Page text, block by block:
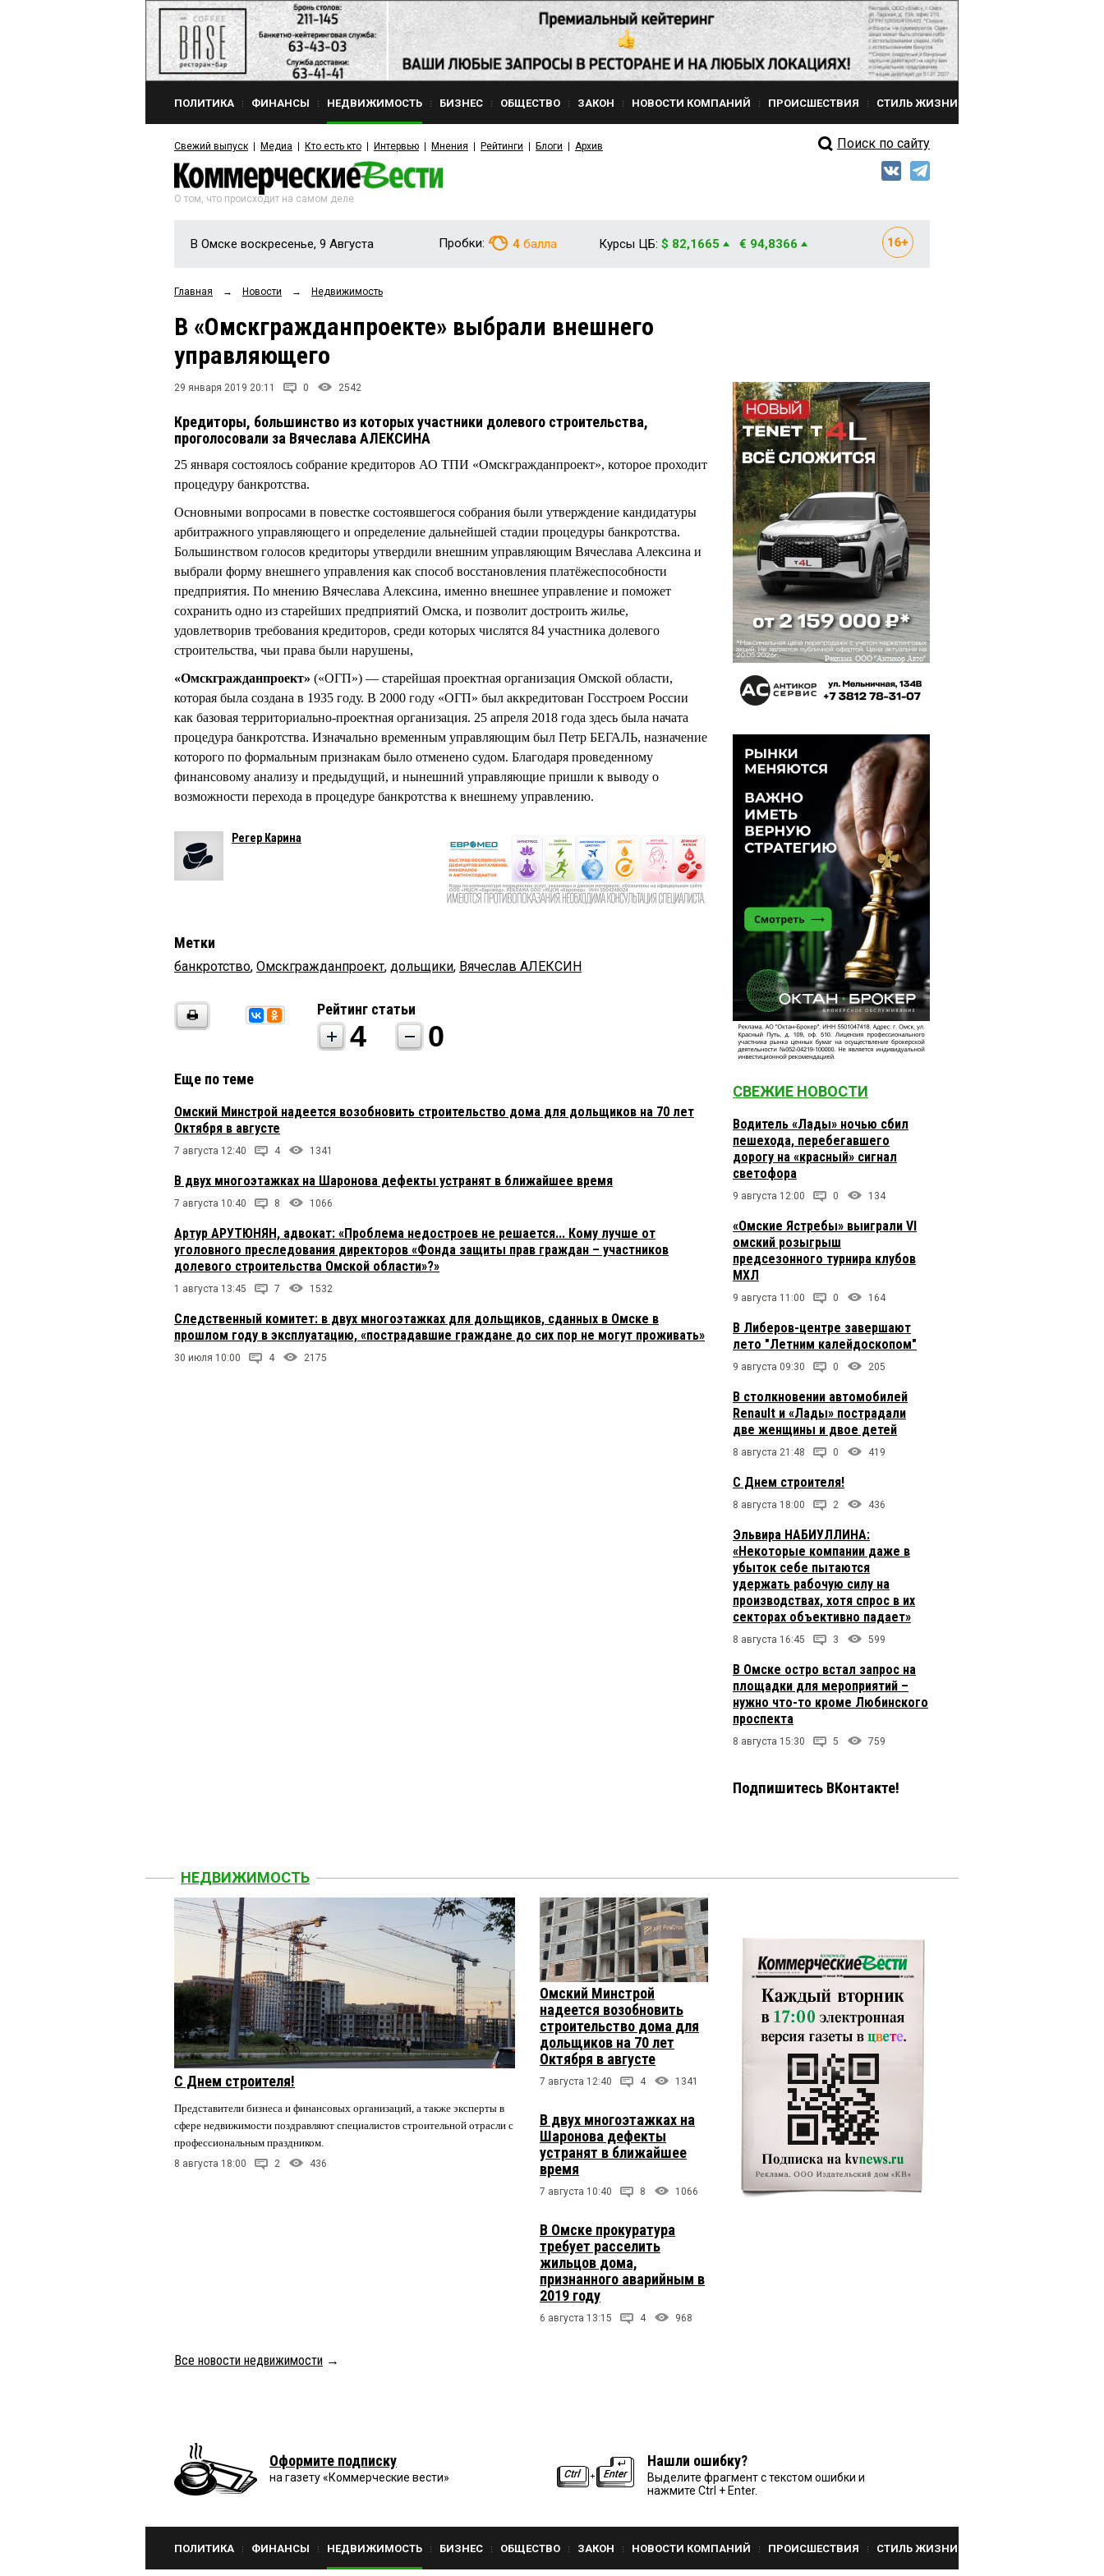
ПОЛИТИКА ФИНАНСЫ НЕДВИЖИМОСТЬ БИЗНЕС ОБЩЕСТВО ЗАКОН НОВОСТИ КОМПАНИЙ ПРОИСШЕСТВИЯ СТИЛЬ ЖИЗНИ
Свежий выпуск Медиа Кто есть кто Интервью Мнения Рейтинги Блоги Архив Поиск по сайту
О том, что происходит на самом деле
В Омске воскресенье, 9 Августа Пробки: 4 балла Курсы ЦБ: $ 82,1665 € 94,8366
Главная → Новости → Недвижимость
В «Омскгражданпроекте» выбрали внешнего
управляющего
29 января 2019 20:11 0 2542
Кредиторы, большинство из которых участники долевого строительства,
проголосовали за Вячеслава АЛЕКСИНА
25 января состоялось собрание кредиторов АО ТПИ «Омскгражданпроект», которое проходит
процедуру банкротства.
Основными вопросами в повестке состоявшегося собрания были утверждение кандидатуры
арбитражного управляющего и определение дальнейшей стадии процедуры банкротства.
Большинством голосов кредиторы утвердили внешним управляющим Вячеслава Алексина и
выбрали форму внешнего управления как способ восстановления платёжеспособности
предприятия. По мнению Вячеслава Алексина, именно внешнее управление и поможет
сохранить одно из старейших предприятий Омска, и позволит достроить жилье,
удовлетворив требования кредиторов, среди которых числятся 84 участника долевого
строительства, чьи права были нарушены,
«Омскгражданпроект» («ОГП») — старейшая проектная организация Омской области,
которая была создана в 1935 году. В 2000 году «ОГП» был аккредитован Госстроем России
как базовая территориально-проектная организация. 25 апреля 2018 года здесь была начата
процедура банкротства. Изначально временным управляющим был Петр БЕГАЛЬ, назначение
которого по формальным признакам было отменено судом. Благодаря проведенному
финансовому анализу и предыдущий, и нынешний управляющие пришли к выводу о
возможности перехода в процедуре банкротства к внешнему управлению.
Регер Карина
Метки
банкротство, Омскгражданпроект, дольщики, Вячеслав АЛЕКСИН
Рейтинг статьи
4 0
Еще по теме
Омский Минстрой надеется возобновить строительство дома для дольщиков на 70 лет
Октября в августе
7 августа 12:40 4 1341
В двух многоэтажках на Шаронова дефекты устранят в ближайшее время
7 августа 10:40 8 1066
Артур АРУТЮНЯН, адвокат: «Проблема недостроев не решается... Кому лучше от
уголовного преследования директоров «Фонда защиты прав граждан – участников
долевого строительства Омской области»?»
1 августа 13:45 7 1532
Следственный комитет: в двух многоэтажках для дольщиков, сданных в Омске в
прошлом году в эксплуатацию, «пострадавшие граждане до сих пор не могут проживать»
30 июля 10:00 4 2175
СВЕЖИЕ НОВОСТИ
Водитель «Лады» ночью сбил
пешехода, перебегавшего
дорогу на «красный» сигнал
светофора
9 августа 12:00 0 134
«Омские Ястребы» выиграли VI
омский розыгрыш
предсезонного турнира клубов
МХЛ
9 августа 11:00 0 164
В Либеров-центре завершают
лето "Летним калейдоскопом"
9 августа 09:30 0 205
В столкновении автомобилей
Renault и «Лады» пострадали
две женщины и двое детей
8 августа 21:48 0 419
С Днем строителя!
8 августа 18:00 2 436
Эльвира НАБИУЛЛИНА:
«Некоторые компании даже в
убыток себе пытаются
удержать рабочую силу на
производствах, хотя спрос в их
секторах объективно падает»
8 августа 16:45 3 599
В Омске остро встал запрос на
площадки для мероприятий –
нужно что-то кроме Любинского
проспекта
8 августа 15:30 5 759
Подпишитесь ВКонтакте!
НЕДВИЖИМОСТЬ
С Днем строителя!
Представители бизнеса и финансовых организаций, а также эксперты в
сфере недвижимости поздравляют специалистов строительной отрасли с
профессиональным праздником.
8 августа 18:00 2 436
Омский Минстрой
надеется возобновить
строительство дома для
дольщиков на 70 лет
Октября в августе
7 августа 12:40 4 1341
В двух многоэтажках на
Шаронова дефекты
устранят в ближайшее
время
7 августа 10:40 8 1066
В Омске прокуратура
требует расселить
жильцов дома,
признанного аварийным в
2019 году
6 августа 13:15 4 968
Все новости недвижимости →
Оформите подписку
на газету «Коммерческие вести»
Нашли ошибку?
Выделите фрагмент с текстом ошибки и
нажмите Ctrl + Enter.
ПОЛИТИКА ФИНАНСЫ НЕДВИЖИМОСТЬ БИЗНЕС ОБЩЕСТВО ЗАКОН НОВОСТИ КОМПАНИЙ ПРОИСШЕСТВИЯ СТИЛЬ ЖИЗНИ